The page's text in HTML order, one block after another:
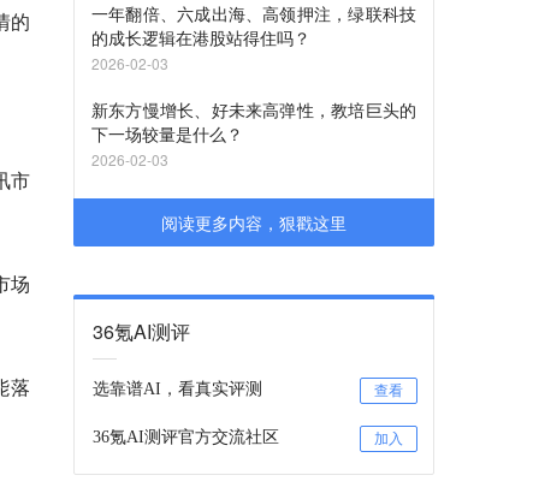
的
市
场
落
一年翻倍、六成出海、高领押注，绿联科技
的成长逻辑在港股站得住吗？
2026-02-03
新东方慢增长、好未来高弹性，教培巨头的
下一场较量是什么？
2026-02-03
阅读更多内容，狠戳这里
36氪AI测评
选靠谱AI，看真实评测 查看
36氪AI测评官方交流社区 加入